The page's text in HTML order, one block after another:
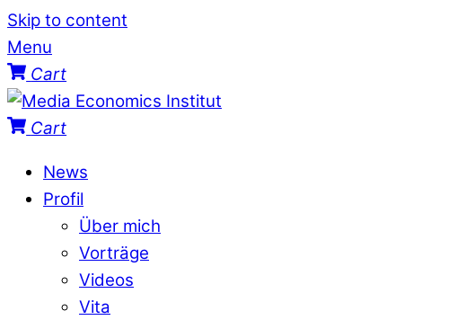
Skip to content
Menu
Cart
Cart
News
Profil
Über mich
Vorträge
Videos
Vita